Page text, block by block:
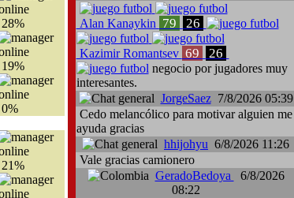
28%
19%
0%
21%
Alan Kanaykin 79 26
Kazimir Romantsev 69 26
negocio por jugadores muy
interesantes.
JorgeSaez7/8/2026 05:39
Cedo melancólico para motivar alguien me
ayuda gracias
hhijohyu 6/8/2026 11:26
Vale gracias camionero
GeradoBedoya
6/8/2026
08:22